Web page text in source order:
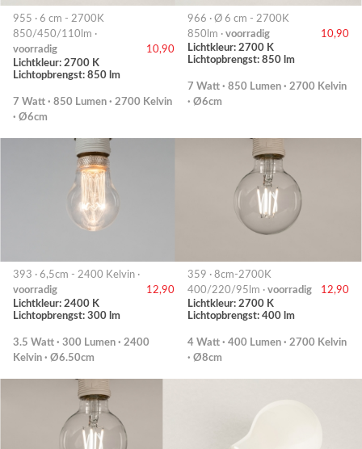
955 · 6 cm - 2700K
850/450/110lm ·
voorradig
10,90
Lichtkleur: 2700 K
Lichtopbrengst: 850 lm
7 Watt · 850 Lumen · 2700 Kelvin
· Ø6cm
966 · Ø 6 cm - 2700K
850lm · voorradig
10,90
Lichtkleur: 2700 K
Lichtopbrengst: 850 lm
7 Watt · 850 Lumen · 2700 Kelvin
· Ø6cm
393 · 6,5cm - 2400 Kelvin ·
voorradig
12,90
Lichtkleur: 2400 K
Lichtopbrengst: 300 lm
3.5 Watt · 300 Lumen · 2400
Kelvin · Ø6.50cm
359 · 8cm-2700K
400/220/95lm · voorradig
12,90
Lichtkleur: 2700 K
Lichtopbrengst: 400 lm
4 Watt · 400 Lumen · 2700 Kelvin
· Ø8cm